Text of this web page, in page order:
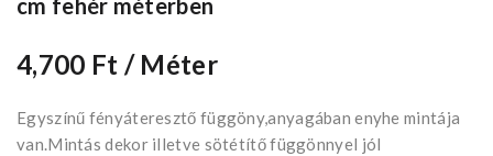
cm fehér méterben
4,700 Ft / Méter
Egyszínű fényáteresztő függöny,anyagában enyhe mintája
van.Mintás dekor illetve sötétítő függönnyel jól